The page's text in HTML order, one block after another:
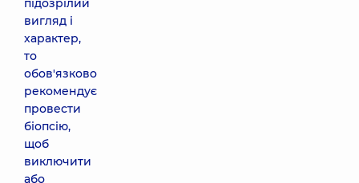
підозрілий
вигляд і
характер,
то
обов'язково
рекомендує
провести
біопсію,
щоб
виключити
або